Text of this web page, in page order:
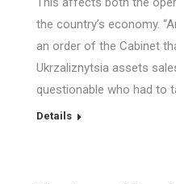
the country’s economy.
an order of the Cabinet
Ukrzaliznytsia assets
questionable who had to
Details